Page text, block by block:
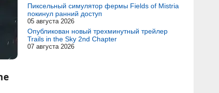
Пиксельный симулятор фермы Fields of Mistria
покинул ранний доступ
05 августа 2026
Опубликован новый трехминутный трейлер
Trails in the Sky 2nd Chapter
07 августа 2026